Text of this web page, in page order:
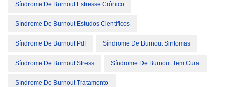
Síndrome De Burnout Estresse Crônico
Síndrome De Burnout Estudos Científicos
Síndrome De Burnout Pdf Síndrome De Burnout Sintomas
Síndrome De Burnout Stress Síndrome De Burnout Tem Cura
Síndrome De Burnout Tratamento